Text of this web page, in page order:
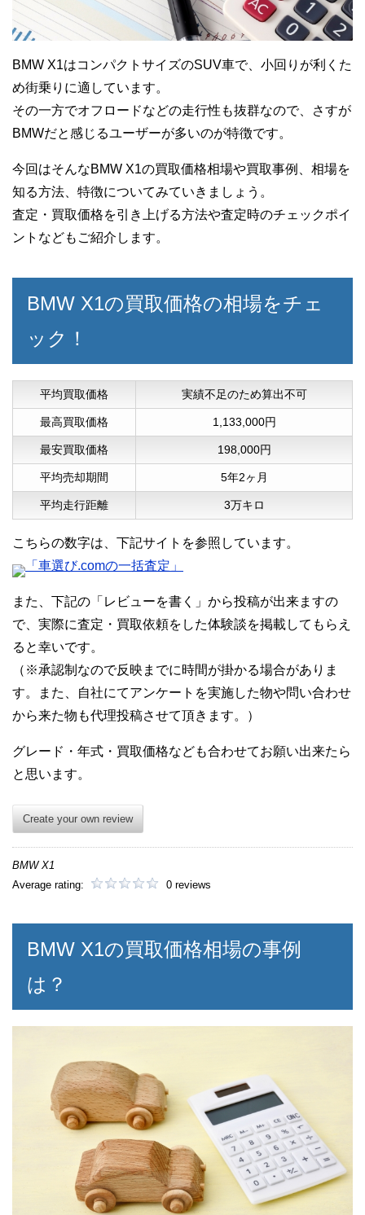
BMW X1はコンパクトサイズのSUV車で、小回りが利くた
め街乗りに適しています。
その一方でオフロードなどの走行性も抜群なので、さすが
BMWだと感じるユーザーが多いのが特徴です。
今回はそんなBMW X1の買取価格相場や買取事例、相場を
知る方法、特徴についてみていきましょう。
査定・買取価格を引き上げる方法や査定時のチェックポイ
ントなどもご紹介します。
BMW X1の買取価格の相場をチェ
ック！
平均買取価格 実績不足のため算出不可
最高買取価格 1,133,000円
最安買取価格 198,000円
平均売却期間 5年2ヶ月
平均走行距離 3万キロ
こちらの数字は、下記サイトを参照しています。
「車選び.comの一括査定」
また、下記の「レビューを書く」から投稿が出来ますの
で、実際に査定・買取依頼をした体験談を掲載してもらえ
ると幸いです。
（※承認制なので反映までに時間が掛かる場合がありま
す。また、自社にてアンケートを実施した物や問い合わせ
から来た物も代理投稿させて頂きます。）
グレード・年式・買取価格なども合わせてお願い出来たら
と思います。
Create your own review
BMW X1
Average rating:
0 reviews
BMW X1の買取価格相場の事例
は？